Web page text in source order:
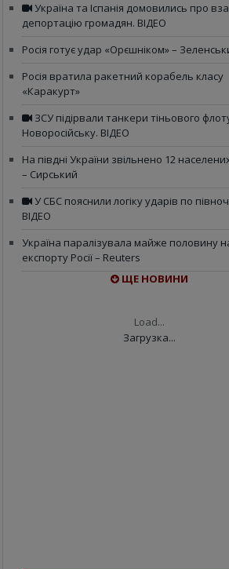
Україна та Іспанія домовились про
депортацію громадян. ВІДЕО
Росія готує удар «Орєшніком» –
Росія вратила ракетний корабель класу
«Каракурт»
ЗСУ підірвали танкери тіньового
Новоросійську. ВІДЕО
На півдні України звільнено 12
– Сирський
У СБС пояснили логіку ударів по півночі
ВІДЕО
Україна паралізувала майже половину
експорту Росії – Reuters
ЩЕ НОВИНИ
Load...
Загрузка...